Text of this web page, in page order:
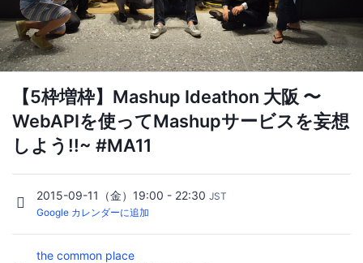
【5枠増枠】Mashup Ideathon 大阪 〜
WebAPIを使ってMashupサービスを妄想
しよう!!~ #MA11
2015-09-11（金）19:00 - 22:30 JST
Google カレンダーに追加
the common place